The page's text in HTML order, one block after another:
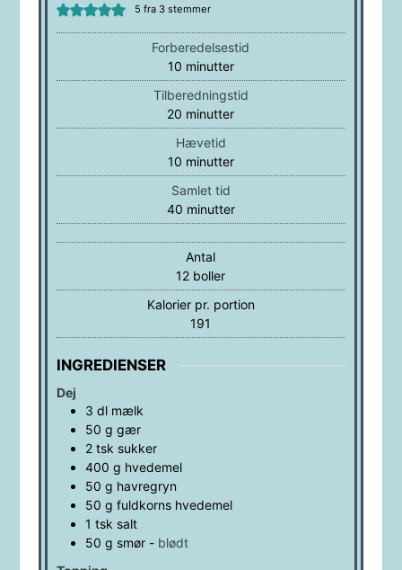
5 fra 3stemmer
Forberedelsestid
10minutter
minutter
Tilberedningstid
20 minutter
minutter
Hævetid
10minutter
minutter
Samlet tid
40minutter
minutter
Antal
12 boller
Kalorier pr. portion
191
INGREDIENSER
Dej
3 dl mælk
50 g gær
2 tsk sukker
400 g hvedemel
50 g havregryn
50 g fuldkorns hvedemel
1 tsk salt
50 g smør- blødt